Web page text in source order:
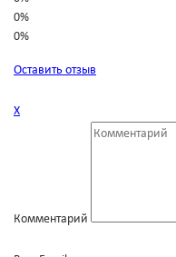
0%
0%
Оставить отзыв
Х
Комментарий